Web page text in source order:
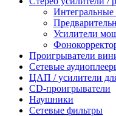
Интегральные
Усилители
Проигрыватели
Сетевые
ЦАП / усилители
CD-проигрыватели
Наушники
Сетевые фильтры